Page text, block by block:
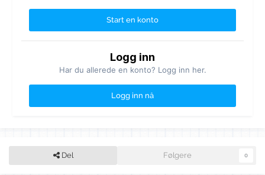
Start en konto
Logg inn
Har du allerede en konto? Logg inn her.
Logg inn nå
Del Følgere 0